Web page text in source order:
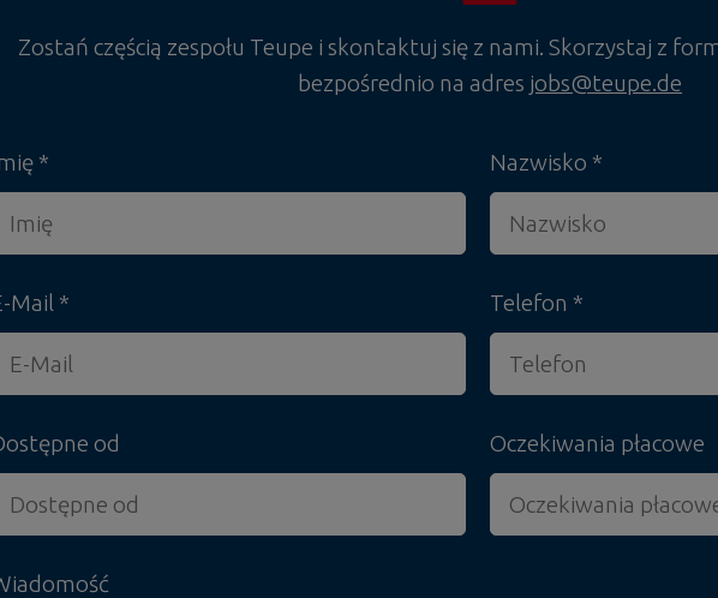
Zostań częścią zespołu Teupe i skontaktuj się z nami. Skorzystaj z
bezpośrednio na adres jobs@teupe.de
Nazwisko
Mail Telefon
od Oczekiwania płacowe